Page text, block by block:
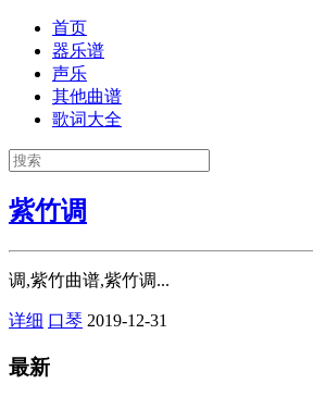
首页
器乐谱
声乐
其他曲谱
歌词大全
紫竹调
调,紫竹曲谱,紫竹调...
详细 口琴 2019-12-31
最新